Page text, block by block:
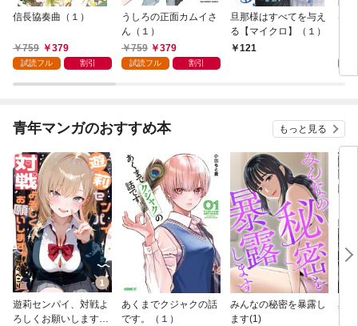
信長協奏曲（１）
759 379
試読フル 割引
うしろの正面カムイさ
ん（１）
759
379
試読フル 割引
旦那様はすべてを与え
る【マイクロ】（１）
121
は
青年マンガのおすすめ本 もっと見る
遊莉センパイ、対戦よ
ろしくお願いします。
あくまでクジャクの話
です。（１）
みんなの秘密を暴露し
ます(1)
異